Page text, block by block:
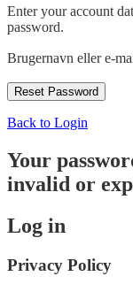
Enter your account
password.
Brugernavn eller e-
Back to Login
Your
invalid or
Log in
Privacy Policy